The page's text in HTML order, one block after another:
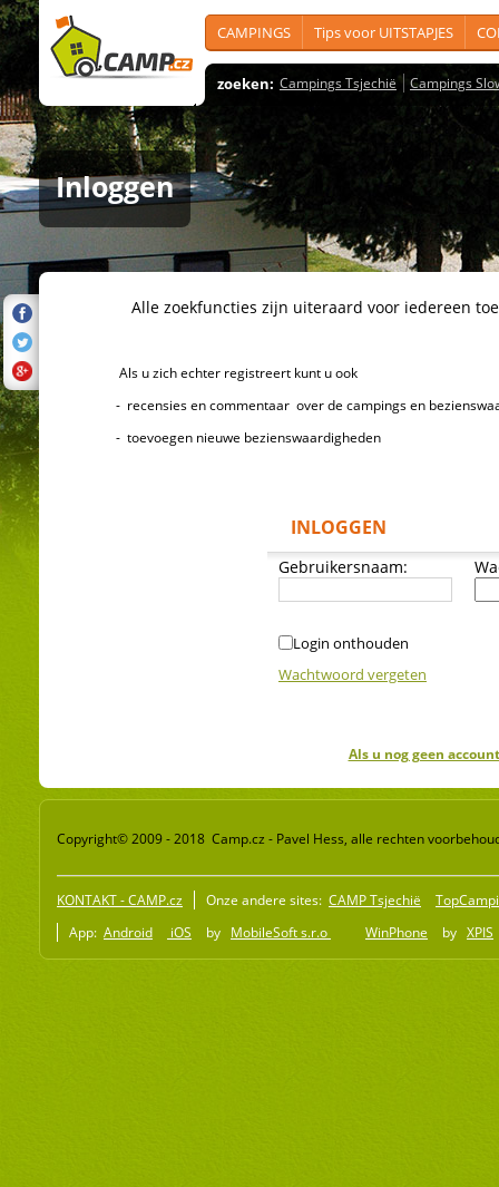
CAMPINGS Tips voor UITSTAPJES
zoeken: Campings Tsjechië Campings
Inloggen
Alle zoekfuncties zijn uiteraard voor iedereen
Als u zich echter registreert kunt u ook
- recensies en commentaar over de campings en
- toevoegen nieuwe bezienswaardigheden
INLOGGEN
Gebruikersnaam:
Login onthouden
Wachtwoord vergeten
Als u nog geen
Copyright© 2009 - 2018 Camp.cz - Pavel Hess, alle rechten
KONTAKT - CAMP.cz Onze andere sites: CAMP Tsjechië
App: Android iOS by MobileSoft s.r.o WinPhone by XPIS